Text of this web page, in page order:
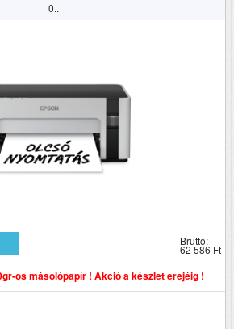
0..
Bruttó:
62 586 Ft
os másolópapír ! Akció a készlet erejéig !